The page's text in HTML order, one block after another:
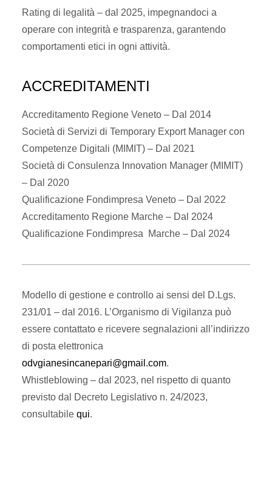
Rating di legalità – dal 2025, impegnandoci a
operare con integrità e trasparenza, garantendo
comportamenti etici in ogni attività.
ACCREDITAMENTI
Accreditamento Regione Veneto – Dal 2014
Società di Servizi di Temporary Export Manager con
Competenze Digitali (MIMIT) – Dal 2021
Società di Consulenza Innovation Manager (MIMIT)
– Dal 2020
Qualificazione Fondimpresa Veneto – Dal 2022
Accreditamento Regione Marche – Dal 2024
Qualificazione Fondimpresa Marche – Dal 2024
Modello di gestione e controllo ai sensi del D.Lgs.
231/01 – dal 2016. L’Organismo di Vigilanza può
essere contattato e ricevere segnalazioni all’indirizzo
di posta elettronica
odvgianesincanepari@gmail.com.
Whistleblowing – dal 2023, nel rispetto di quanto
previsto dal Decreto Legislativo n. 24/2023,
consultabile qui.